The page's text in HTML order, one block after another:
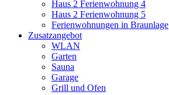
Haus 2 Ferienwohnung 4
Haus 2 Ferienwohnung 5
Ferienwohnungen in Braunlage
Zusatzangebot
WLAN
Garten
Sauna
Garage
Grill und Ofen